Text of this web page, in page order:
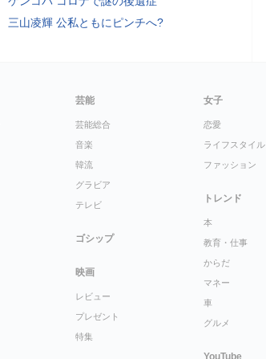
三山凌輝 公私ともにピンチへ?
芸能
芸能総合
音楽
韓流
グラビア
テレビ
ゴシップ
映画
レビュー
プレゼント
特集
女子
恋愛
ライフスタイル
ファッション
トレンド
本
教育・仕事
からだ
マネー
車
グルメ
YouTube